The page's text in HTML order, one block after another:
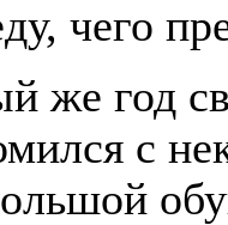
чего
же год
с